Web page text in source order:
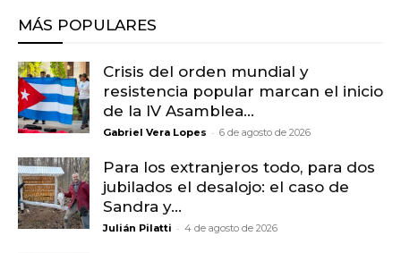
MÁS POPULARES
Crisis del orden mundial y
resistencia popular marcan el inicio
de la IV Asamblea...
Gabriel Vera Lopes - 6 de agosto de 2026
Para los extranjeros todo, para dos
jubilados el desalojo: el caso de
Sandra y...
Julián Pilatti - 4 de agosto de 2026